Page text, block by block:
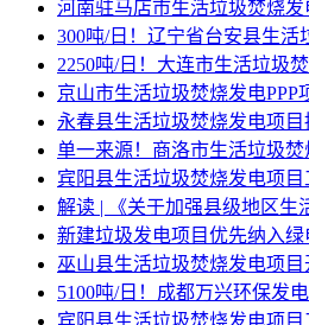
河南驻马店市生活垃圾焚烧
300吨/日！辽宁省台安县生活
2250吨/日！大连市生活垃圾
京山市生活垃圾焚烧发电PPP
永春县生活垃圾焚烧发电项目
单一来源！商洛市生活垃圾焚
宾阳县生活垃圾焚烧发电项
解读 | 《关于加强县级地区生
新建垃圾发电项目优先纳入
巫山县生活垃圾焚烧发电项目
5100吨/日！成都万兴环保发
宾阳县生活垃圾焚烧发电项